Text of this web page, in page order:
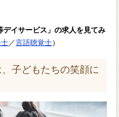
デイサービス」の求人を見てみ
／言語聴覚士）
子どもたちの笑顔に